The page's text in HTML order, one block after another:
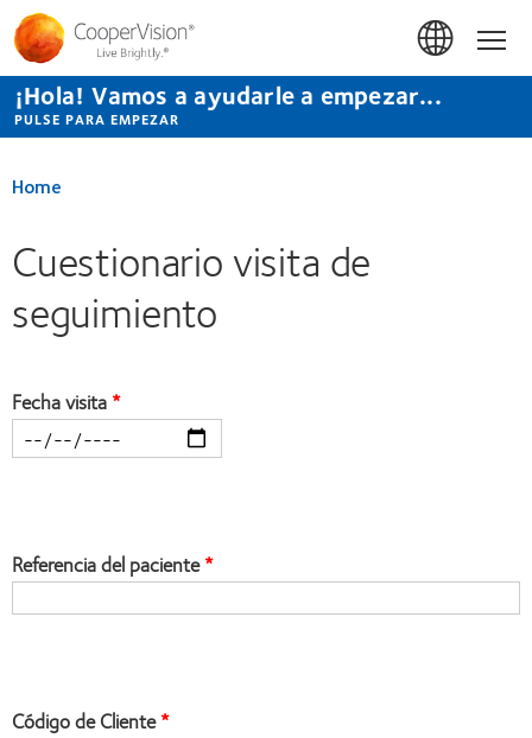
Pasar
contenido
principal
¡Hola! Vamos a ayudarle a empezar...
PULSE PARA EMPEZAR
Home
Cuestionario visita de
seguimiento
Fecha visita
Referencia del paciente
Código de Cliente